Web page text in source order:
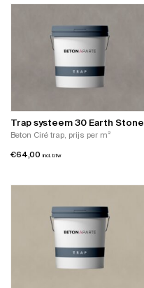
Trap systeem 30 Earth Stone
Beton Ciré trap, prijs per m²
€64,00 incl. btw